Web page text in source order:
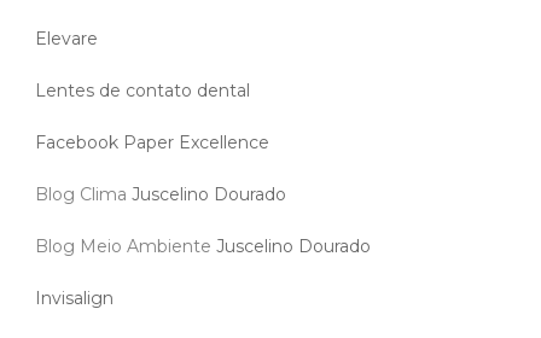
Elevare
Lentes de contato dental
Facebook Paper Excellence
Blog Clima Juscelino Dourado
Blog Meio Ambiente Juscelino Dourado
Invisalign